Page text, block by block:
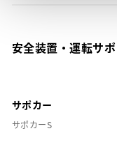
安全装置・運転サ
サポカー
サポカーS